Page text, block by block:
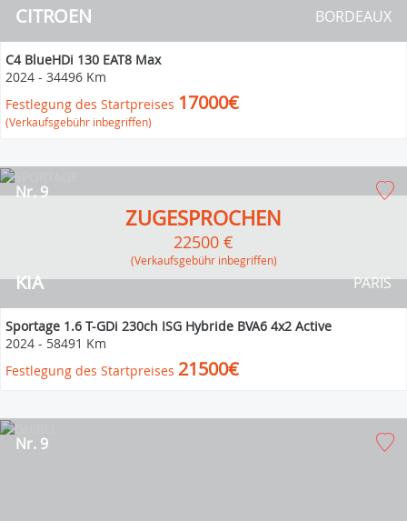
CITROEN BORDEAUX
C4 BlueHDi 130 EAT8 Max
2024 - 34496 Km
Festlegung des Startpreises 17000€
(Verkaufsgebühr inbegriffen)
KIA
Nr. 9
PARIS
ZUGESPROCHEN
22500 €
(Verkaufsgebühr inbegriffen)
Sportage 1.6 T-GDi 230ch ISG Hybride BVA6 4x2 Active
2024 - 58491 Km
Festlegung des Startpreises 21500€
Nr. 9